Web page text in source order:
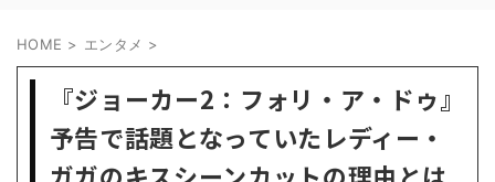
HOME > エンタメ >
『ジョーカー2：フォリ・ア・ドゥ』
予告で話題となっていたレディー・